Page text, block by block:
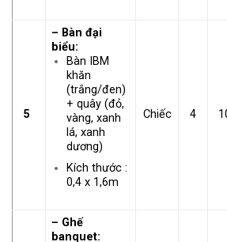
5
– Bàn đại
biểu:
Bàn IBM
khăn
(trắng/đen)
+ quây (đỏ,
vàng, xanh
lá, xanh
dương)
Kích thước :
0,4 x 1,6m
Chiếc 4
– Ghế
banquet: